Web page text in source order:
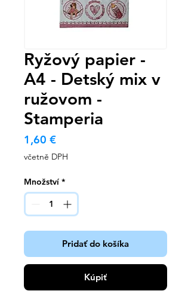
Ryžový papier -
A4 - Detský mix v
ružovom -
Stamperia
1,60 €Cena
včetně DPH
Množství *
Pridať do košíka
Kúpiť